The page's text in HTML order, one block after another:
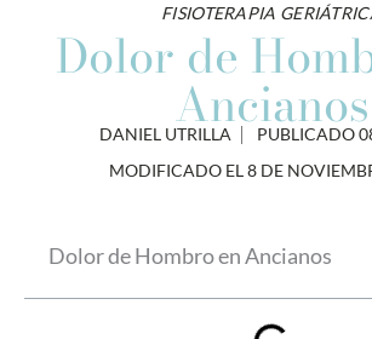
FISIOTERAPIA
Dolor de
Ancianos
DANIEL UTRILLA PUBLICADO
MODIFICADO EL 8 DE
Dolor de Hombro en Ancianos